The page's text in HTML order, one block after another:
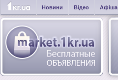
Новини Відео Афіша